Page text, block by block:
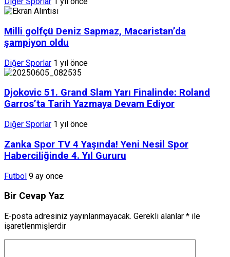
Milli golfçü Deniz Sapmaz, Macaristan’da
şampiyon oldu
Diğer Sporlar 1 yıl önce
Djokovic 51. Grand Slam Yarı Finalinde: Roland
Garros’ta Tarih Yazmaya Devam Ediyor
Diğer Sporlar 1 yıl önce
Zanka Spor TV 4 Yaşında! Yeni Nesil Spor
Haberciliğinde 4. Yıl Gururu
Futbol 9 ay önce
Bir Cevap Yaz
E-posta adresiniz yayınlanmayacak. Gerekli alanlar * ile
işaretlenmişlerdir